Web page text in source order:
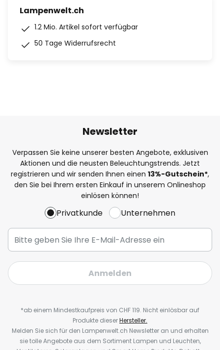
Lampenwelt.ch
1.2 Mio. Artikel sofort verfügbar
50 Tage Widerrufsrecht
Newsletter
Verpassen Sie keine unserer besten Angebote, exklusiven
Aktionen und die neusten Beleuchtungstrends. Jetzt
registrieren und wir senden Ihnen einen 13%-Gutschein*,
den Sie bei Ihrem ersten Einkauf in unserem Onlineshop
einlösen können!
Privatkunde Unternehmen
Anmelden
*ab einem Mindestkaufpreis von CHF 119. Nicht einlösbar auf
Produkte dieserHersteller.
Melden Sie sich für den Lampenwelt.ch Newsletter an und erhalten
sie tolle Angebote aus dem Sortiment Lampen und Leuchten,